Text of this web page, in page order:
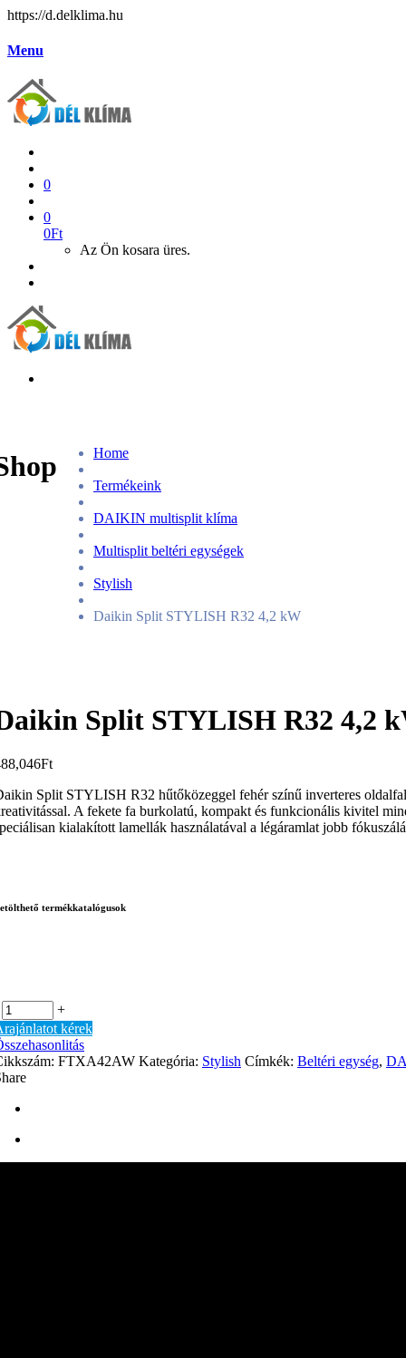
https://d.delklima.hu
Menu
0
0
0Ft
Az Ön kosara üres.
Home
Termékeink
DAIKIN multisplit klíma
Multisplit beltéri egységek
Stylish
Daikin Split STYLISH R32 4,2 kW
Split STYLISH R32 4,2
Ft
Split STYLISH R32 hűtőközeggel fehér színű inverteres
A fekete fa burkolatú, kompakt és funkcionális kivitel
kialakított lamellák használatával a légáramlat jobb
termékkatalógusok
+
kérek
FTXA42AW Kategória: Stylish Címkék: Beltéri egység,